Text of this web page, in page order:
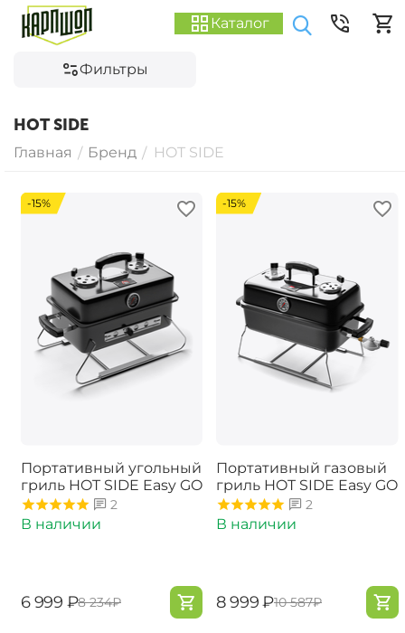
Каталог
Фильтры
HOT SIDE
Главная / Бренд / HOT SIDE
-15%
Портативный угольный
гриль HOT SIDE Easy GO
2
В наличии
‍6 999‍ ₽‍8 234‍₽
-15%
Портативный газовый
гриль ​HOT SIDE Easy GO
2
В наличии
‍8 999‍₽‍10 587‍₽